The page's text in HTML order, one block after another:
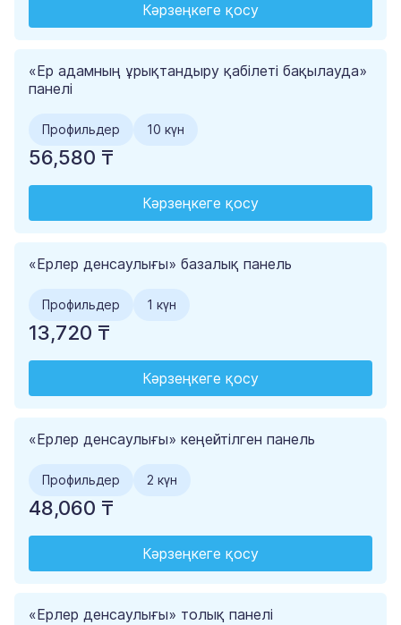
Кәрзеңкеге қосу
«Ер адамның ұрықтандыру қабілеті бақылауда»
панелі
Профильдер 10 күн
56,580 ₸
Кәрзеңкеге қосу
«Ерлер денсаулығы» базалық панель
Профильдер 1 күн
13,720 ₸
Кәрзеңкеге қосу
«Ерлер денсаулығы» кеңейтілген панель
Профильдер 2 күн
48,060 ₸
Кәрзеңкеге қосу
«Ерлер денсаулығы» толық панелі